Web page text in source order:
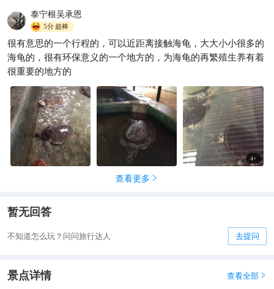
泰宁根吴承恩
5分超棒
很有意思的一个行程的，可以近距离接触海龟，大大小小很多的
海龟的，很有环保意义的一个地方的，为海龟的再繁殖生养有着
很重要的地方的
4+
查看更多 
暂无回答
不知道怎么玩？问问旅行达人 去提问
景点详情 查看全部 